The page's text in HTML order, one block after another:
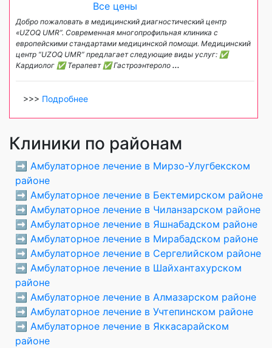
Все цены
Добро пожаловать в медицинский диагностический центр
«UZOQ UMR”. Современная многопрофильная клиника с
европейскими стандартами медицинской помощи. Медицинский
центр “UZOQ UMR” предлагает следующие виды услуг: ✅
Кардиолог ✅ Терапевт ✅ Гастроэнтероло ...
>>> Подробнее
Клиники по районам
➡️ Амбулаторное лечение в Мирзо-Улугбекском
районе
➡️ Амбулаторное лечение в Бектемирском районе
➡️ Амбулаторное лечение в Чиланзарском районе
➡️ Амбулаторное лечение в Яшнабадском районе
➡️ Амбулаторное лечение в Мирабадском районе
➡️ Амбулаторное лечение в Сергелийском районе
➡️ Амбулаторное лечение в Шайхантахурском
районе
➡️ Амбулаторное лечение в Алмазарском районе
➡️ Амбулаторное лечение в Учтепинском районе
➡️ Амбулаторное лечение в Яккасарайском
районе